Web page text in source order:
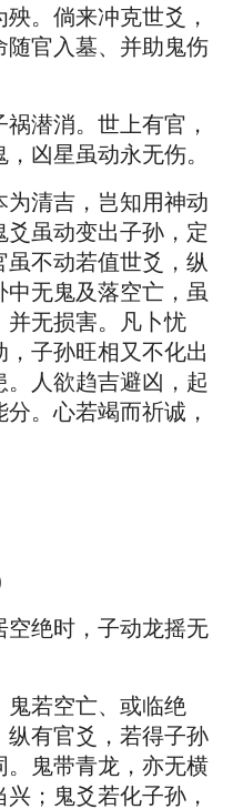
。倘来冲克世爻，
随官入墓、并助鬼伤
潜消。世上有官，
凶星虽动永无伤。
清吉，岂知用神动
虽动变出子孙，定
不动若值世爻，纵
无鬼及落空亡，虽
并无损害。凡卜忧
子孙旺相又不化出
人欲趋吉避凶，起
。心若竭而祈诚，
空绝时，子动龙摇无
鬼若空亡、或临绝
纵有官爻，若得子孙
。鬼带青龙，亦无横
；鬼爻若化子孙，